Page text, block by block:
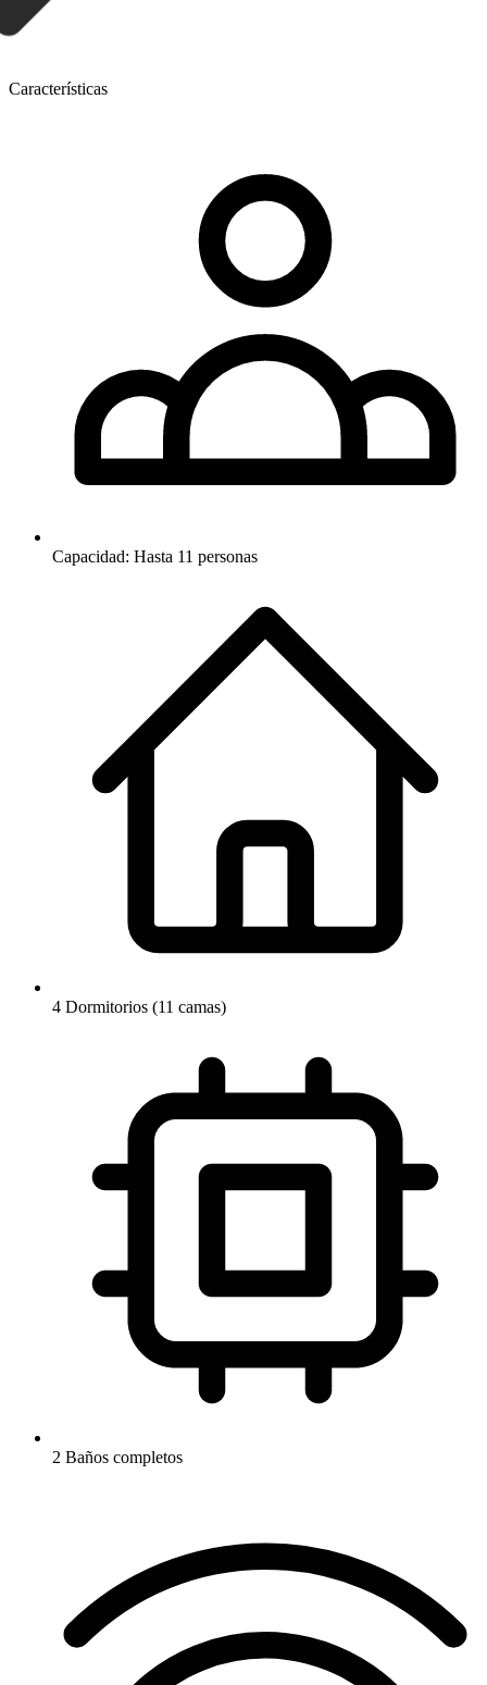
Características
Capacidad: Hasta 11 personas
4 Dormitorios (11 camas)
2 Baños completos